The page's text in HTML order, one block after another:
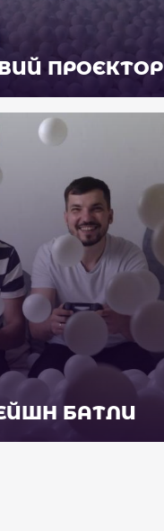
ПРОЄКТОР
БАТЛИ